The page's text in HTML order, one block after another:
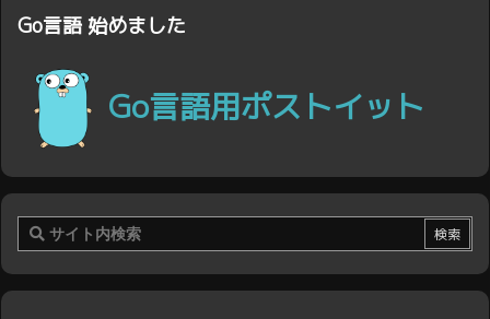
Go言語 始めました
Go言語用ポストイット